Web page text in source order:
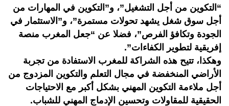
“التكوين من أجل التشغيل”، و”التكوين في المهارات من
أجل سوق شغل يشهد تحولات مستمرة”، و”الاستثمار في
الجودة وتكافؤ الفرص”، فضلا عن “جعل المغرب منصة
إفريقية لتطوير الكفاءات”.
وهكذا، تتيح هذه الشراكة للمغرب الاستفادة من تجربة
الأراضي المنخفضة في مجال التعلم والتكوين المزدوج من
أجل ملاءمة التكوين المهني بشكل أكبر مع الاحتياجات
الحقيقية للمقاولات وتحسين الإدماج المهني للشباب.